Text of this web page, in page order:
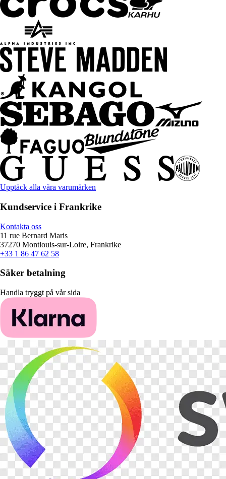
Upptäck alla våra varumärken
Kundservice i Frankrike
Kontakta oss
11 rue Bernard Maris
37270 Montlouis-sur-Loire, Frankrike
+33 1 86 47 62 58
Säker betalning
Handla tryggt på vår sida